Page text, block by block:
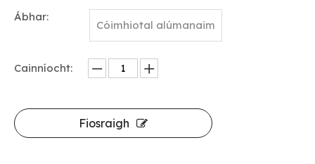
Ábhar:
Cóimhiotal alúmanaim
Cainníocht:
Fiosraigh